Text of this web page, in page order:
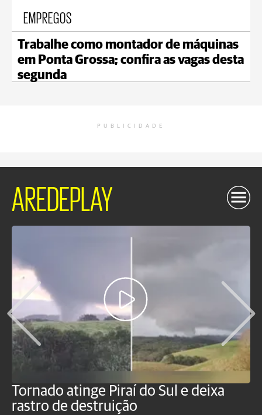
EMPREGOS
Trabalhe como montador de máquinas
em Ponta Grossa; confira as vagas desta
segunda
PUBLICIDADE
AREDEPLAY
Tornado atinge Piraí do Sul e deixa
rastro de destruição